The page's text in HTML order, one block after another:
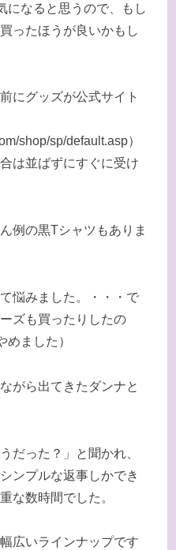
になると思うので、もし
ったほうが良いかもし
にグッズが公式サイト
shop/sp/default.asp）
は並ばずにすぐに受け
例の黒Tシャツもありま
悩みました。・・・で
ズも買ったりしたの
ました）
がら出てきたダンナと
だった？」と聞かれ、
ンプルな返事しかでき
な数時間でした。
広いラインナップです